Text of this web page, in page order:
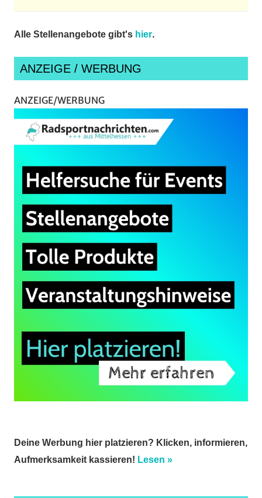
Alle Stellenangebote gibt's hier.
ANZEIGE / WERBUNG
ANZEIGE/WERBUNG
Deine Werbung hier platzieren? Klicken, informieren,
Aufmerksamkeit kassieren! Lesen »